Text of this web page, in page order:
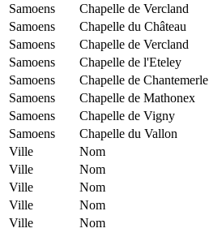
Samoens
Chapelle de Vercland
Samoens
Chapelle du Château
Samoens
Chapelle de Vercland
Samoens
Chapelle de l'Eteley
Samoens
Chapelle de Chantemerle
Samoens
Chapelle de Mathonex
Samoens
Chapelle de Vigny
Samoens
Chapelle du Vallon
Ville
Nom
Ville
Nom
Ville
Nom
Ville
Nom
Ville
Nom